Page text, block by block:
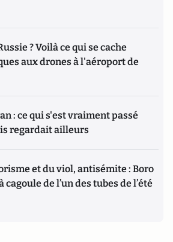
? Voilà ce qui se cache
aux drones à l'aéroport de
: ce qui s'est vraiment passé
regardait ailleurs
et du viol, antisémite : Boro
cagoule de l’un des tubes de l’été